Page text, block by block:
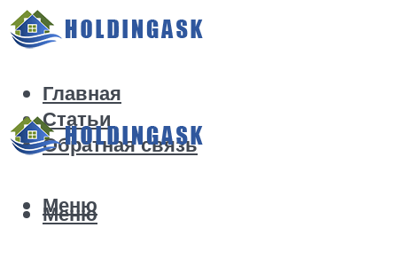
Главная
Статьи
Обратная связь
Меню
Меню